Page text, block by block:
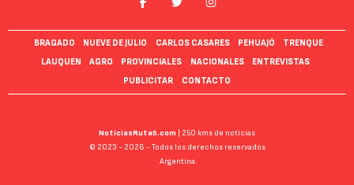
BRAGADO NUEVE DE JULIO CARLOS CASARES PEHUAJÓ
TRENQUE
LAUQUEN
AGRO PROVINCIALES NACIONALES
ENTREVISTAS
PUBLICITAR
CONTACTO
NoticiasRuta5.com
| 250 kms de noticias
© 2023 - 2026 - Todos los derechos reservados
Argentina.